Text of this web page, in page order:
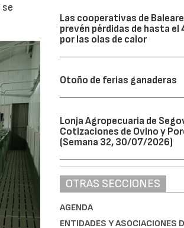
Las cooperativas de
prevén pérdidas de hasta el
por las olas de calor
Otoño de ferias ganaderas
Lonja Agropecuaria de
Cotizaciones de Ovino y
(Semana 32, 30/07/2026)
OTRAS SECCIONES
AGENDA
ENTIDADES Y ASOCIACIONES